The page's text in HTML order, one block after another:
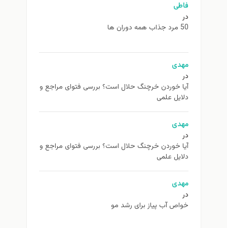
فاطی
در
50 مرد جذاب همه دوران ها
مهدی
در
آیا خوردن خرچنگ حلال است؟ بررسی فتوای مراجع و
دلایل علمی
مهدی
در
آیا خوردن خرچنگ حلال است؟ بررسی فتوای مراجع و
دلایل علمی
مهدی
در
خواص آب پیاز برای رشد مو